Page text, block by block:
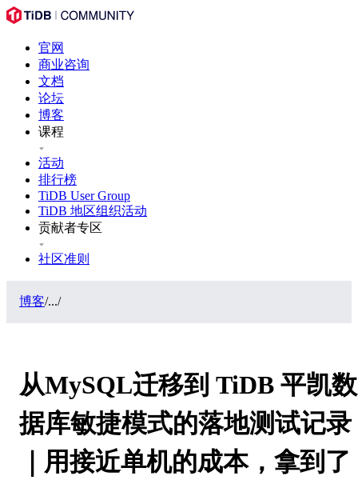
官网
商业咨询
文档
论坛
博客
课程
活动
排行榜
TiDB User Group
TiDB 地区组织活动
贡献者专区
社区准则
博客/.../
从MySQL迁移到 TiDB 平凯数
据库敏捷模式的落地测试记录
｜用接近单机的成本，拿到了